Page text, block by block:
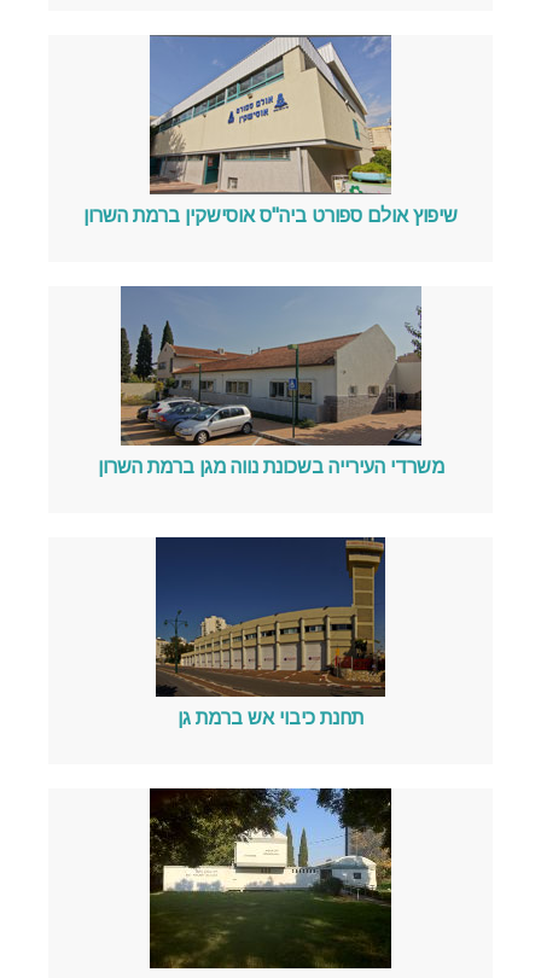
שיפוץ אולם ספורט ביה"ס אוסישקין ברמת השרון
משרדי העירייה בשכונת נווה מגן ברמת השרון
תחנת כיבוי אש ברמת גן